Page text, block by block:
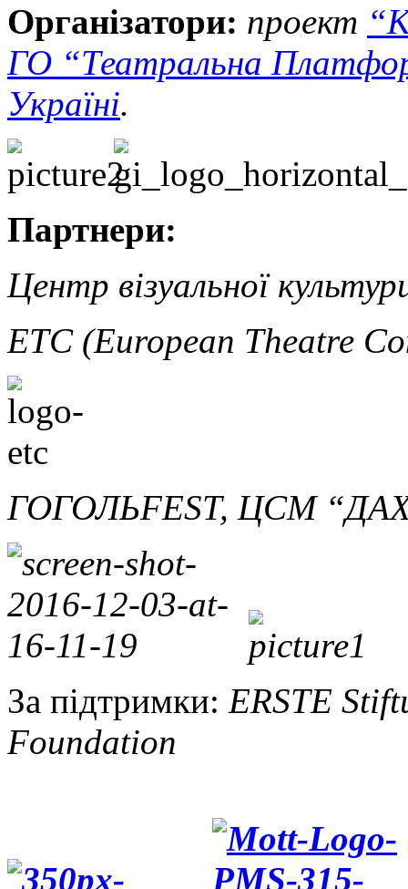
Організатори: проект
ГО “Театральна
Україні.
Партнери:
Центр візуальної
ETC (European Theatre
ГОГОЛЬFEST, ЦСМ
За підтримки: ERSTE
Foundation